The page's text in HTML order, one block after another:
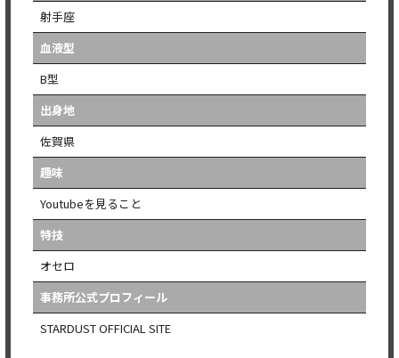
射手座
血液型
B型
出身地
佐賀県
趣味
Youtubeを見ること
特技
オセロ
事務所公式プロフィール
STARDUST OFFICIAL SITE